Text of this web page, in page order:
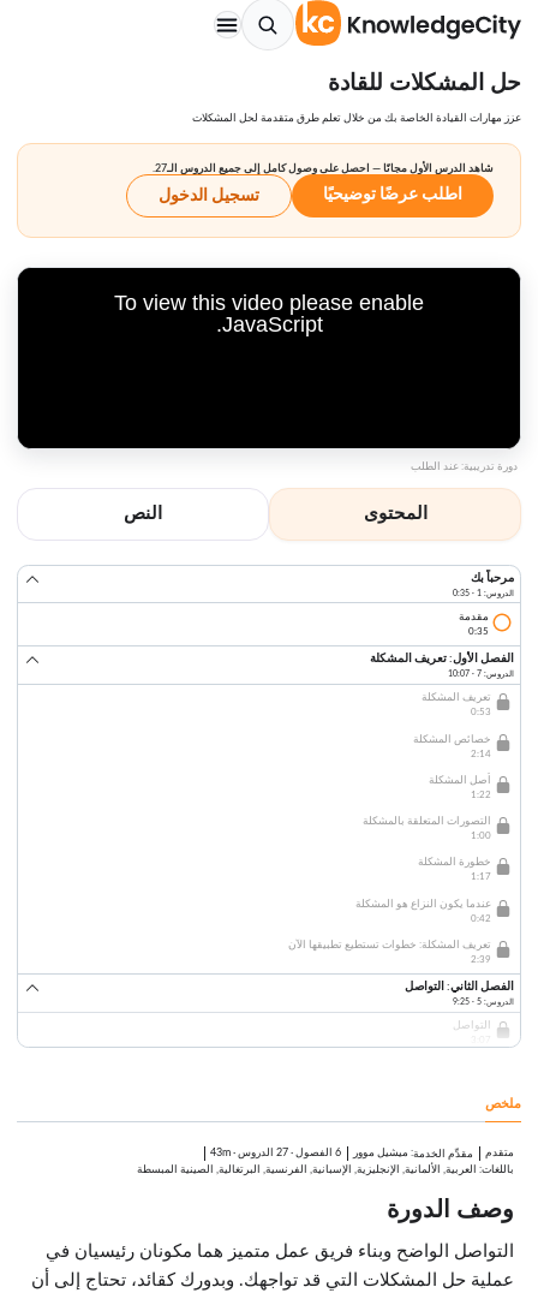
حل المشكلات للقادة
عزز مهارات القيادة الخاصة بك من خلال تعلم طرق متقدمة لحل المشكلات
شاهد الدرس الأول مجانًا — احصل على وصول كامل إلى جميع الدروس الـ27.
اطلب عرضًا توضيحيًا تسجيل الدخول
To view this video please enable
JavaScript.
دورة تدريبية: عند الطلب
المحتوى النص
مرحباً بك
الدروس: 1 · 0:35
مقدمة
0:35
الفصل الأول: تعريف المشكلة
الدروس: 7 · 10:07
تعريف المشكلة
0:53
خصائص المشكلة
2:14
أصل المشكلة
1:22
التصورات المتعلقة بالمشكلة
1:00
خطورة المشكلة
1:17
عندما يكون النزاع هو المشكلة
0:42
تعريف المشكلة: خطوات تستطيع تطبيقها الآن
2:39
الفصل الثاني: التواصل
الدروس: 5 · 9:25
التواصل
الكتابة والحديث المقنع
1:13
فهم جمهورك
1:16
2:04
تحليل المشكلة
2:31
ملخص
متقدم مقدِّم الخدمة: ميشيل موور 6 الفصول · 27 الدروس ·
43m
باللغات: العربية, الألمانية, الإنجليزية, الإسبانية, الفرنسية, البرتغالية, الصينية المبسطة
وصف الدورة
التواصل الواضح وبناء فريق عمل متميز هما مكونان رئيسيان في
عملية حل المشكلات التي قد تواجهك. وبدورك كقائد، تحتاج إلى أن